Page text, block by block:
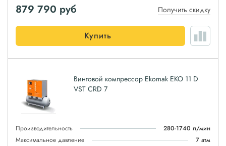
879 790 руб Получить скидку
Купить
Винтовой компрессор Ekomak EKO 11 D
VST CRD 7
Производительность
280-1740 л/мин
Максимальное давление
7 атм